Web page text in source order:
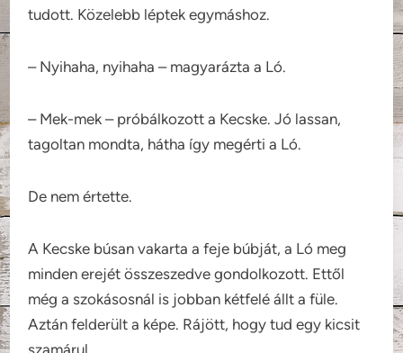
tudott. Közelebb léptek egymáshoz.
– Nyihaha, nyihaha – magyarázta a Ló.
– Mek-mek – próbálkozott a Kecske. Jó lassan,
tagoltan mondta, hátha így megérti a Ló.
De nem értette.
A Kecske búsan vakarta a feje búbját, a Ló meg
minden erejét összeszedve gondolkozott. Ettől
még a szokásosnál is jobban kétfelé állt a füle.
Aztán felderült a képe. Rájött, hogy tud egy kicsit
szamárul.